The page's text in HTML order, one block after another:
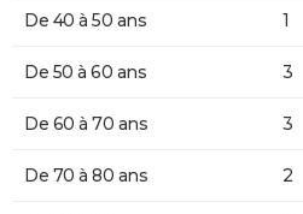
De 40 à 50 ans 1
De 50 à 60 ans 3
De 60 à 70 ans 3
De 70 à 80 ans 2